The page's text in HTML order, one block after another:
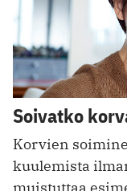
Soivatko
Korvien
kuulemista
muistuttaa